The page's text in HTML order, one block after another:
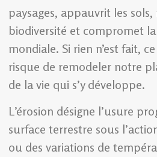
paysages, appauvrit les sols,
biodiversité et compromet
mondiale. Si rien n’est fait,
risque de remodeler notre
de la vie qui s’y développe.
L’érosion désigne l’usure
surface terrestre sous
ou des variations de